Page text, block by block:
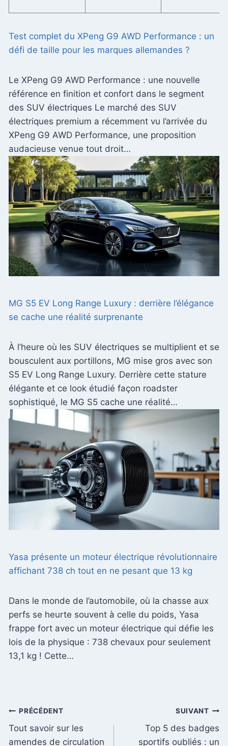
Test complet du XPeng G9 AWD Performance : un
défi de taille pour les marques allemandes ?
Le XPeng G9 AWD Performance : une nouvelle
référence en finition et confort dans le segment
des SUV électriques Le marché des SUV
électriques premium a récemment vu l’arrivée du
XPeng G9 AWD Performance, une proposition
audacieuse venue tout droit…
MG S5 EV Long Range Luxury : derrière l’élégance
se cache une réalité surprenante
À l’heure où les SUV électriques se multiplient et se
bousculent aux portillons, MG mise gros avec son
S5 EV Long Range Luxury. Derrière cette stature
élégante et ce look étudié façon roadster
sophistiqué, le MG S5 cache une réalité…
Yasa présente un moteur électrique révolutionnaire
affichant 738 ch tout en ne pesant que 13 kg
Dans le monde de l’automobile, où la chasse aux
perfs se heurte souvent à celle du poids, Yasa
frappe fort avec un moteur électrique qui défie les
lois de la physique : 738 chevaux pour seulement
13,1 kg ! Cette…
Navigation
de
PRÉCÉDENT
Tout savoir sur les
amendes de circulation
SUIVANT
Top 5 des badges
sportifs oubliés : un